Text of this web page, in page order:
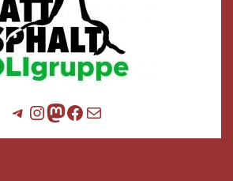
Telegram
Instagram
Mastodon
Facebook
E-Mail